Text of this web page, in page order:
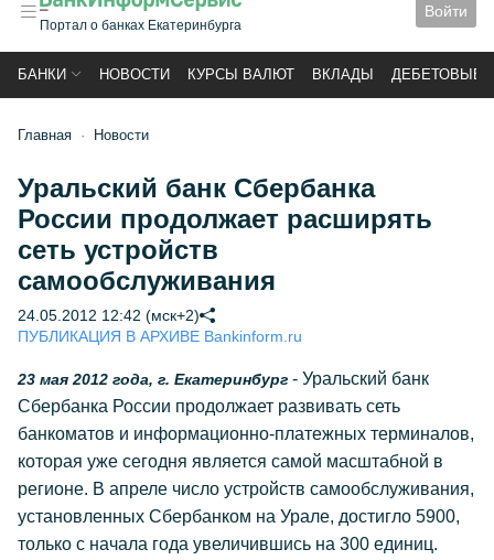
Портал о банках Екатеринбурга
Войти
БАНКИ НОВОСТИ КУРСЫ ВАЛЮТ ВКЛАДЫ ДЕБЕТОВЫЕ
Главная Новости
Уральский банк Сбербанка
России продолжает расширять
сеть устройств
самообслуживания
24.05.2012 12:42 (мск+2)
ПУБЛИКАЦИЯ В АРХИВЕ Bankinform.ru
23 мая 2012 года, г. Екатеринбург - Уральский банк
Сбербанка России продолжает развивать сеть
банкоматов и информационно-платежных терминалов,
которая уже сегодня является самой масштабной в
регионе. В апреле число устройств самообслуживания,
установленных Сбербанком на Урале, достигло 5900,
только с начала года увеличившись на 300 единиц.